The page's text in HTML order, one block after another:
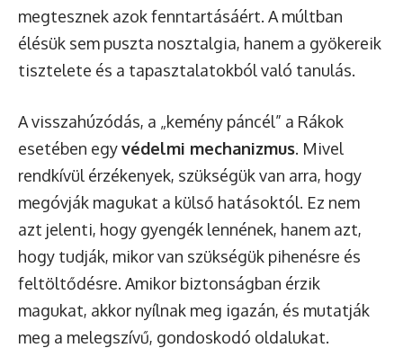
megtesznek azok fenntartásáért. A múltban
élésük sem puszta nosztalgia, hanem a gyökereik
tisztelete és a tapasztalatokból való tanulás.
A visszahúzódás, a „kemény páncél” a Rákok
esetében egyvédelmi mechanizmus. Mivel
rendkívül érzékenyek, szükségük van arra, hogy
megóvják magukat a külső hatásoktól. Ez nem
azt jelenti, hogy gyengék lennének, hanem azt,
hogy tudják, mikor van szükségük pihenésre és
feltöltődésre. Amikor biztonságban érzik
magukat, akkor nyílnak meg igazán, és mutatják
meg a melegszívű, gondoskodó oldalukat.